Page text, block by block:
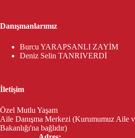
Danışmanlarımız
Burcu YARAPSANLI ZAYİM
Deniz Selin TANRIVERDİ
İletişim
Özel Mutlu Yaşam
Aile Danışma Merkezi (Kurumumuz Aile
Bakanlığı'na bağlıdır)